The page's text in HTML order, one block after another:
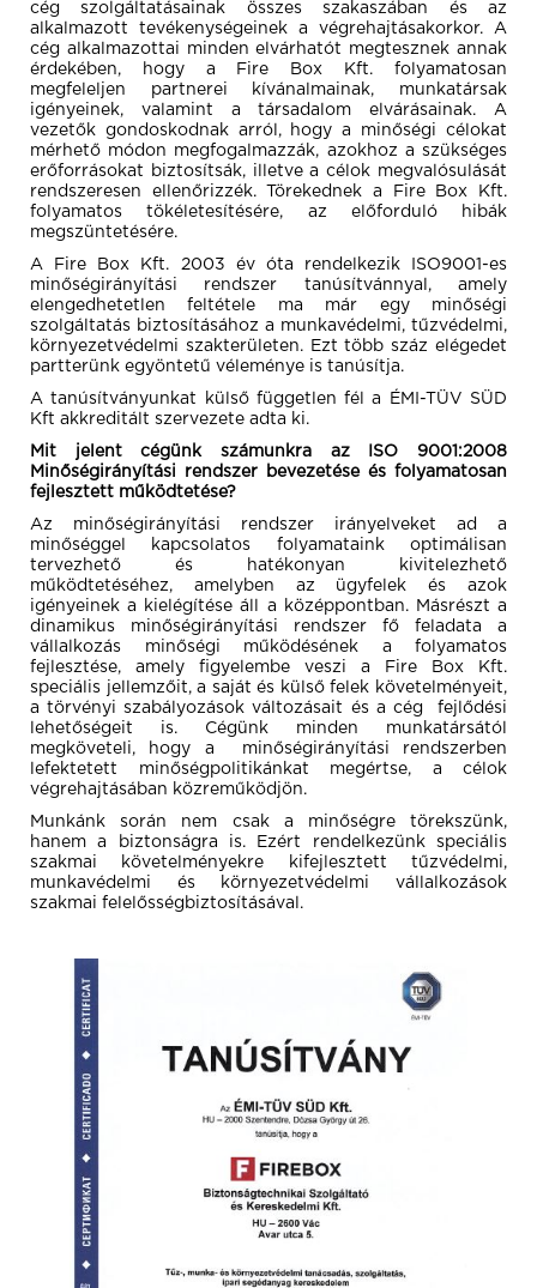
cég szolgáltatásainak összes szakaszában és az
alkalmazott tevékenységeinek a végrehajtásakorkor. A
cég alkalmazottai minden elvárhatót megtesznek annak
érdekében, hogy a Fire Box Kft. folyamatosan
megfeleljen partnerei kívánalmainak, munkatársak
igényeinek, valamint a társadalom elvárásainak. A
vezetők gondoskodnak arról, hogy a minőségi célokat
mérhető módon megfogalmazzák, azokhoz a szükséges
erőforrásokat biztosítsák, illetve a célok megvalósulását
rendszeresen ellenőrizzék. Törekednek a Fire Box Kft.
folyamatos tökéletesítésére, az előforduló hibák
megszüntetésére.
A Fire Box Kft. 2003 év óta rendelkezik ISO9001-es
minőségirányítási rendszer tanúsítvánnyal, amely
elengedhetetlen feltétele ma már egy minőségi
szolgáltatás biztosításához a munkavédelmi, tűzvédelmi,
környezetvédelmi szakterületen. Ezt több száz elégedet
partterünk egyöntetű véleménye is tanúsítja.
A tanúsítványunkat külső független fél a ÉMI-TÜV SÜD
Kft akkreditált szervezete adta ki.
Mit jelent cégünk számunkra az ISO 9001:2008
Minőségirányítási rendszer bevezetése és folyamatosan
fejlesztett működtetése?
Az minőségirányítási rendszer irányelveket ad a
minőséggel kapcsolatos folyamataink optimálisan
tervezhető és hatékonyan kivitelezhető
működtetéséhez, amelyben az ügyfelek és azok
igényeinek a kielégítése áll a középpontban. Másrészt a
dinamikus minőségirányítási rendszer fő feladata a
vállalkozás minőségi működésének a folyamatos
fejlesztése, amely figyelembe veszi a Fire Box Kft.
speciális jellemzőit, a saját és külső felek követelményeit,
a törvényi szabályozások változásait és a cég fejlődési
lehetőségeit is. Cégünk minden munkatársától
megköveteli, hogy a minőségirányítási rendszerben
lefektetett minőségpolitikánkat megértse, a célok
végrehajtásában közreműködjön.
Munkánk során nem csak a minőségre törekszünk,
hanem a biztonságra is. Ezért rendelkezünk speciális
szakmai követelményekre kifejlesztett tűzvédelmi,
munkavédelmi és környezetvédelmi vállalkozások
szakmai felelősségbiztosításával.